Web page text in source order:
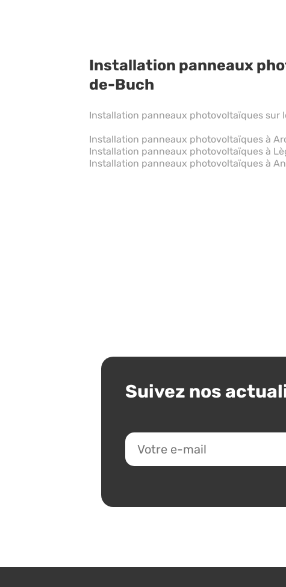
Installation panneaux
de-Buch
Installation panneaux photovoltaïques sur
Installation panneaux photovoltaïques à
Installation panneaux photovoltaïques à
Installation panneaux photovoltaïques à
Suivez nos